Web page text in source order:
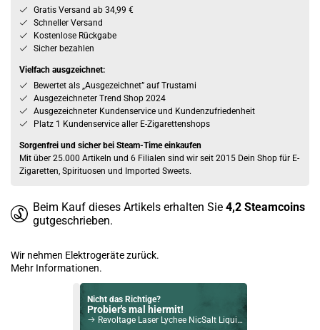
Gratis Versand ab 34,99 €
Schneller Versand
Kostenlose Rückgabe
Sicher bezahlen
Vielfach ausgzeichnet:
Bewertet als „Ausgezeichnet” auf Trustami
Ausgezeichneter Trend Shop 2024
Ausgezeichneter Kundenservice und Kundenzufriedenheit
Platz 1 Kundenservice aller E-Zigarettenshops
Sorgenfrei und sicher bei Steam-Time einkaufen
Mit über 25.000 Artikeln und 6 Filialen sind wir seit 2015 Dein Shop für E-
Zigaretten, Spirituosen und Imported Sweets.
Beim Kauf dieses Artikels erhalten Sie 4,2 Steamcoins
gutgeschrieben.
Wir nehmen Elektrogeräte zurück.
Mehr Informationen.
Nicht das Richtige?
Probier's mal hiermit!
Revoltage Laser Lychee NicSalt Liquid 0 mg / 10ml